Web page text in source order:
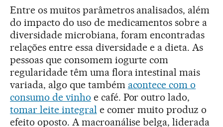
Entre os muitos parâmetros analisados, além
do impacto do uso de medicamentos sobre a
diversidade microbiana, foram encontradas
relações entre essa diversidade e a dieta. As
pessoas que consomem iogurte com
regularidade têm uma flora intestinal mais
variada, algo que também acontece com o
consumo de vinho e café. Por outro lado,
tomar leite integral e comer muito produz o
efeito oposto. A macroanálise belga, liderada